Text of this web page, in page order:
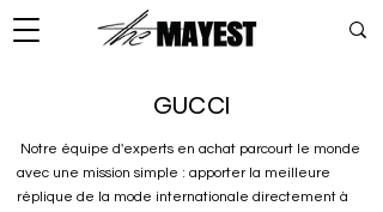
GUCCI
Notre équipe d'experts en achat parcourt le monde
avec une mission simple : apporter la meilleure
réplique de la mode internationale directement à